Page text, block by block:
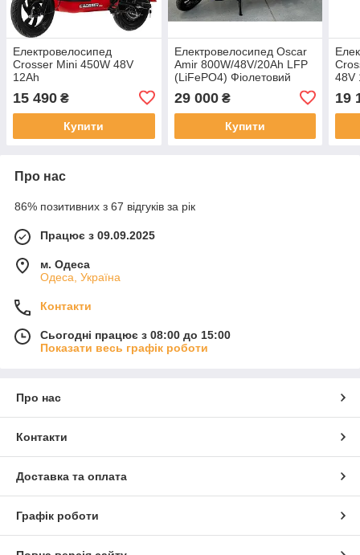
Електровелосипед
Crosser Mini 450W 48V
12Ah
15 490 ₴
Купити
Електровелосипед Oscar
Amir 800W/48V/20Ah LFP
(LiFePO4) Фіолетовий
29 000₴
Купити
48V
19
Про нас
86% позитивних з 67 відгуків за рік
Працює з 09.09.2025
м. Одеса
Одеса, Україна
Контакти
Сьогодні працює з 08:00 до 15:00
Показати весь графік роботи
Про нас
Контакти
Доставка та оплата
Графік роботи